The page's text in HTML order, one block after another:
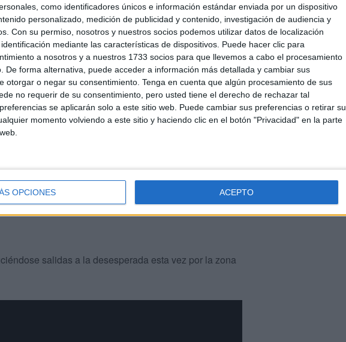
como identificadores únicos e información estándar enviada por un dispositivo
personalizado, medición de publicidad y contenido, investigación de audiencia y
Con su permiso, nosotros y nuestros socios podemos utilizar datos de localización
mediante las características de dispositivos. Puede hacer clic para
a nosotros y a nuestros 1733 socios para que llevemos a cabo el procesamiento
De forma alternativa, puede acceder a información más detallada y cambiar sus
otorgar o negar su consentimiento. Tenga en cuenta que algún procesamiento de sus
no requerir de su consentimiento, pero usted tiene el derecho de rechazar tal
se aplicarán solo a este sitio web. Puede cambiar sus preferencias o retirar su
momento volviendo a este sitio y haciendo clic en el botón "Privacidad" en la parte
OPCIONES ACEPTO
para apoyar en rescates, debido a la cantidad de
las adversas situaciones generadas.
buscan el pase fácil sin reparar en que están optando
o desaparecer en un mar que se ha llevado ya a
salidas a la desesperada esta vez por la zona